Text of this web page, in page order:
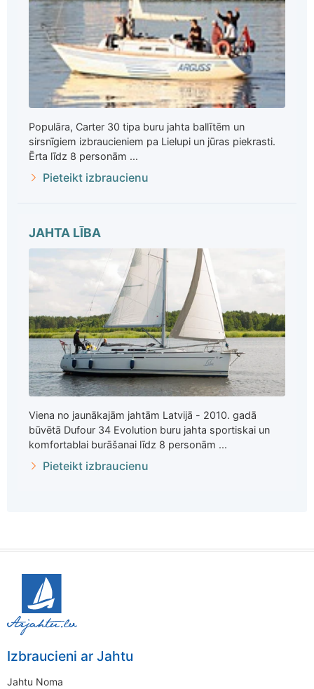
Populāra, Carter 30 tipa buru jahta ballītēm un
sirsnīgiem izbraucieniem pa Lielupi un jūras piekrasti.
Ērta līdz 8 personām ...
Pieteikt izbraucienu
JAHTA LĪBA
Viena no jaunākajām jahtām Latvijā - 2010. gadā
būvētā Dufour 34 Evolution buru jahta sportiskai un
komfortablai burāšanai līdz 8 personām ...
Pieteikt izbraucienu
Izbraucieni ar Jahtu
Jahtu Noma